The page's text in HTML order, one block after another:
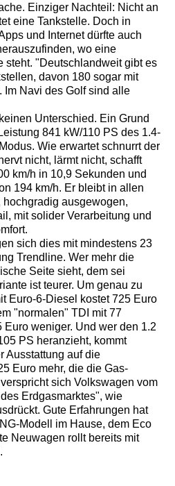
Einziger Nachteil: Nicht an
eine Tankstelle. Doch in
und Internet dürfte auch
wo eine
steht. "Deutschlandweit gibt es
davon 180 sogar mit
Im Navi des Golf sind alle
Unterschied. Ein Grund
841 kW/110 PS des 1.4-
Wie erwartet schnurrt der
nicht, lärmt nicht, schafft
km/h in 10,9 Sekunden und
194 km/h. Er bleibt in allen
ausgewogen,
mit solider Verarbeitung und
sich dies mit mindestens 23
Trendline. Wer mehr die
Seite sieht, dem sei
ist teurer. Um genau zu
Euro-6-Diesel kostet 725 Euro
"normalen" TDI mit 77
Euro weniger. Und wer den 1.2
PS heranzieht, kommt
Ausstattung auf die
Euro mehr, die die Gas-
sich Volkswagen vom
Erdgasmarktes", wie
Gute Erfahrungen hat
Modell im Hause, dem Eco
Neuwagen rollt bereits mit